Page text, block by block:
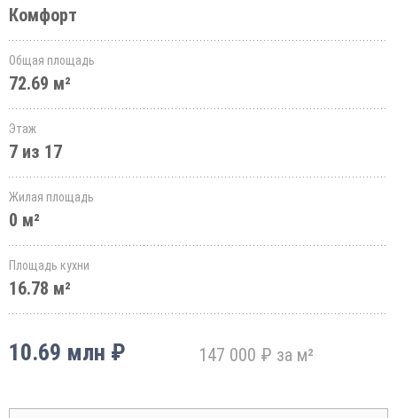
Комфорт
Общая площадь
72.69 м²
Этаж
7 из 17
Жилая площадь
0 м²
Площадь кухни
16.78 м²
10.69 млн ₽ 147 000 ₽ за м²